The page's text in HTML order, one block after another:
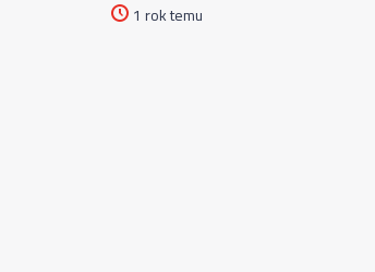
1 rok temu